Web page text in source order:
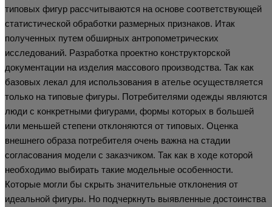
типовых фигур рассчитываются на основе соответствующей
статистической обработки размерных признаков. Итак
полученных путем обширных антропометрических
исследований. Разработка проектно конструкторской
документации на изделия массового производства. Так как
базовых лекал для использования в ателье осуществляется
только на типовые фигуры. Потребителями одежды являются
люди с конкретными фигурами, формы которых в большей
или меньшей степени отклоняются от типовых. Оценка
внешнего образа потребителя очень важна на стадии
согласования модели с заказчиком. Так как в ходе которой
необходимо выбирать такие модельные особенности.
Которые могли бы скрыть значительные отклонения от
идеальной фигуры. Но подчеркнуть выявленные достоинства